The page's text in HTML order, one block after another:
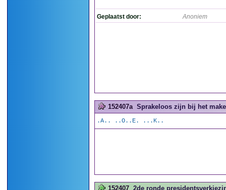
Geplaatst door: Anoniem
152407a Sprakeloos zijn bij het
.A.. ..O..E. ...K..
152407 2de ronde